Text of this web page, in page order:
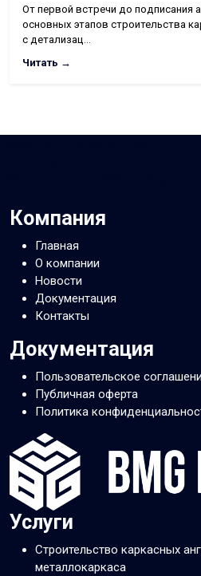
От первой встречи до подписания
основных этапов строительства
с детализац…
Читать →
Компания
Главная
О компании
Новости
Документация
Контакты
Документация
Пользовательское
Публичная оферта
Политика
Услуги
Строительство каркасных
металлокаркаса